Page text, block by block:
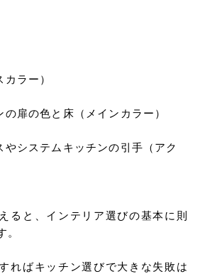
ラー）
扉の色と床（メインカラー）
やシステムキッチンの引手（アク
ると、インテリア選びの基本に則
。
ればキッチン選びで大きな失敗は